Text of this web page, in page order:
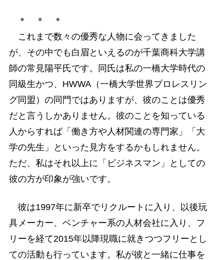
＊ ＊ ＊
これまで数々の優秀な人物に会ってきました
が、その中でも白眉といえるのが千葉商科大学講
師の常見陽平氏です。同氏は私の一橋大学時代の
同級生かつ、HWWA（一橋大学世界プロレスリン
グ同盟）の同門ではありますが、彼のことは優秀
だと言うしかありません。彼のことを知っている
人からすれば「働き方や人材関連の専門家」「大
学の先生」といった見方をするかもしれません。
ただ、私はそれ以上に「ビジネスマン」としての
彼の方が印象が強いです。
彼は1997年に新卒でリクルートに入り、以後玩
具メーカー、ベンチャー系の人材会社に入り、フ
リーを経て2015年以降現職に就きつつフリーとし
ての活動も行っています。私が彼と一緒に仕事を